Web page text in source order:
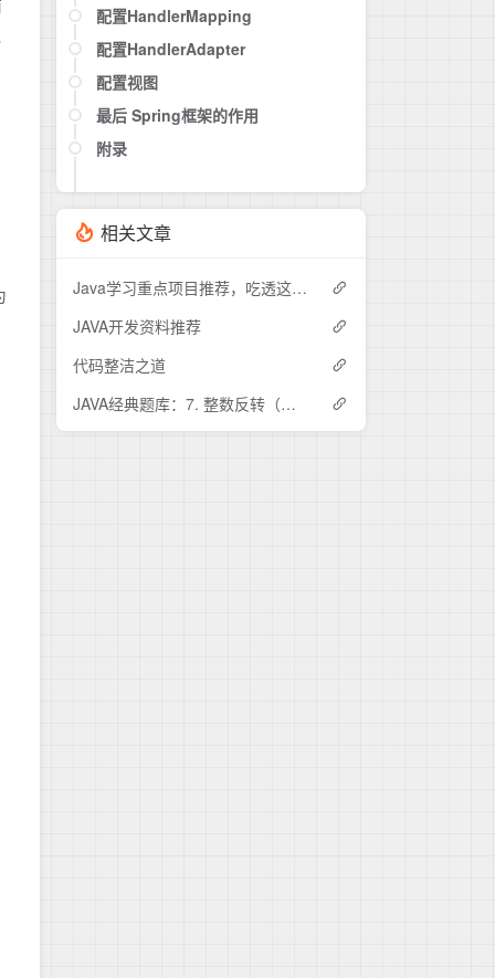
（3）. 只读(read-only)
（4）. 事务超时(timeout)
（5）. 回滚规则(rollback-for, no-
rollback-for)
配置HandlerMapping
配置HandlerAdapter
配置视图
最后 Spring框架的作用
附录
相关文章
Java学习重点项目推荐，吃透这15个开源项目中的其中五个，offer拿到手软
JAVA开发资料推荐
代码整洁之道
JAVA经典题库：7. 整数反转（难度：中等）